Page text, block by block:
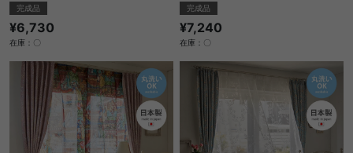
完成品
¥6,730
在庫：〇
完成品
¥7,240
在庫：〇